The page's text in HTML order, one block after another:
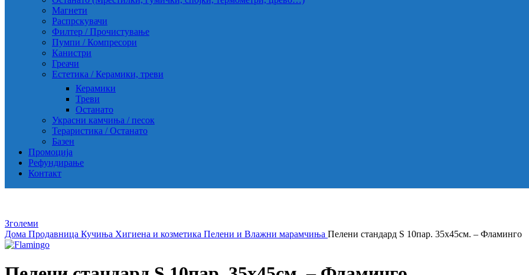
Магнети
Распрскувачи
Филтер / Прочистување
Пумпи / Компресори
Канистри
Греачи
Естетика / Керамики, треви
Керамики
Треви
Останато
Украсни камчиња / песок
Тераристика / Останато
Базен
Промоција
Рефундирање
Контакт
Зголеми
Дома Продавница Кучиња Хигиена и козметика Пелени и Влажни марамчиња Пелени стандард S 10пар. 35х45см. – Фламинго